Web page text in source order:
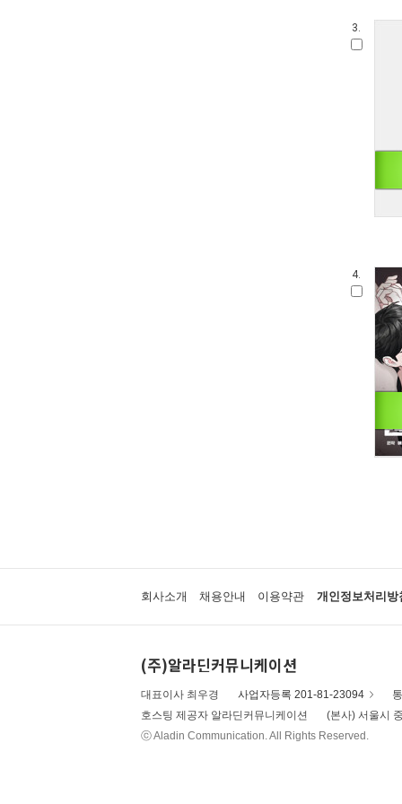
3.
4.
회사소개 채용안내 이용약관 개인정보처리방
(주)알라딘커뮤니케이션
대표이사 최우경 사업자등록 201-81-23094
호스팅 제공자 알라딘커뮤니케이션
(본사) 서울시
ⓒ Aladin Communication. All Rights Reserved.